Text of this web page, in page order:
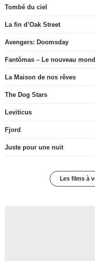
Tombé du ciel
La fin d’Oak Street
Avengers: Doomsday
Fantômas – Le nouveau
La Maison de nos rêves
The Dog Stars
Leviticus
Fjord
Juste pour une nuit
Les films à